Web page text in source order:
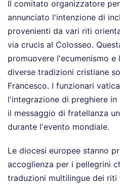
Il comitato organizzatore
annunciato l'intenzione di
provenienti da vari riti
via crucis al Colosseo.
promuovere l'ecumenismo
diverse tradizioni cristiane
Francesco. I funzionari
l'integrazione di preghiere
il messaggio di fratellanza
durante l'evento mondiale.
Le diocesi europee stanno
accoglienza per i pellegrini
traduzioni multilingue dei